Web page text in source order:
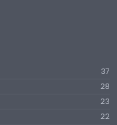
37
28
23
22